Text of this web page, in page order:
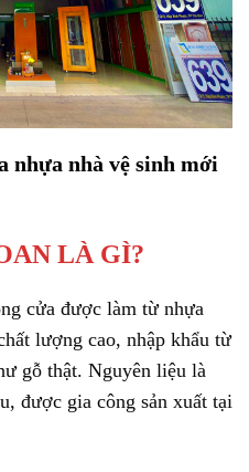
nhựa nhà vệ sinh mới
LÀ GÌ?
cửa được làm từ nhựa
lượng cao, nhập khẩu từ
gỗ thật. Nguyên liệu là
được gia công sản xuất tại